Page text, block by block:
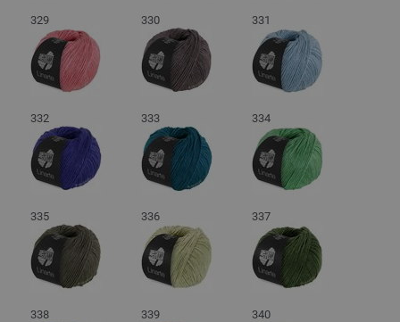
329 330 331
332 333 334
335 336 337
338 339 340